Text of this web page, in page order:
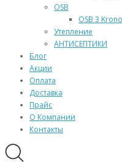
OSB
OSB 3
Утепление
АНТИСЕПТИКИ
Блог
Акции
Оплата
Доставка
Прайс
О Компании
Контакты